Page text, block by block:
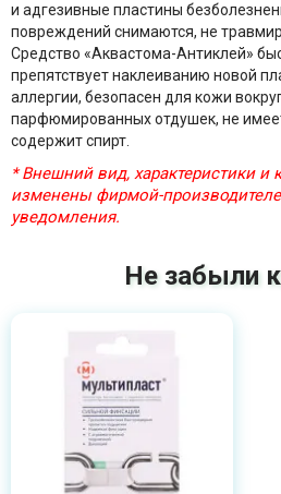
и адгезивные пластины
повреждений снимаются, не
Средство «Аквастома-Антиклей»
препятствует наклеиванию новой
аллергии, безопасен для кожи
парфюмированных отдушек, не
содержит спирт.
* Внешний вид, характеристики и
изменены фирмой-
уведомления.
Не забыли